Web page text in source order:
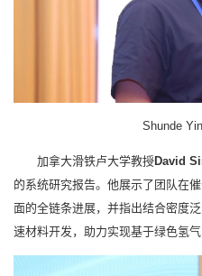
Shunde
加拿大滑铁卢大学教授David
的系统研究报告。他展示了团队在
面的全链条进展，并指出结合密度
速材料开发，助力实现基于绿色氢气